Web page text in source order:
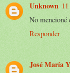
Unknown
No mencioné
Responder
José María